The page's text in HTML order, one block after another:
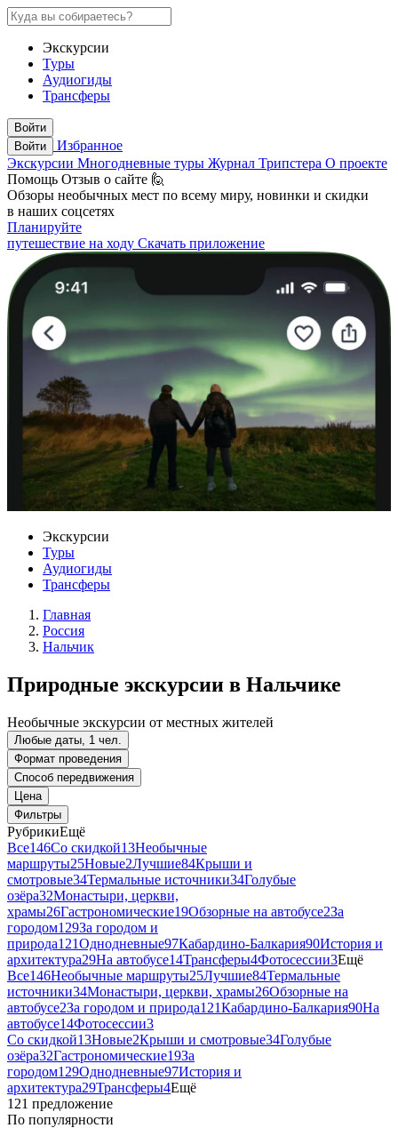
Экскурсии
Туры
Аудиогиды
Трансферы
Войти
Войти
Избранное
Экскурсии Многодневные туры Журнал Трипстера О проекте
Помощь Отзыв о сайте 🙋
Обзоры необычных мест по всему миру, новинки и скидки
в наших соцсетях
Планируйте
путешествие на ходу Скачать приложение
Экскурсии
Туры
Аудиогиды
Трансферы
Главная
Россия
Нальчик
Природные экскурсии в Нальчике
Необычные экскурсии от местных жителей
Любые даты, 1 чел.
Формат проведения
Способ передвижения
Цена
Фильтры
РубрикиЕщё
Все146Со скидкой13Необычные
маршруты25Новые2Лучшие84Крыши и
смотровые34Термальные источники34Голубые
озёра32Монастыри, церкви,
храмы26Гастрономические19Обзорные на автобусе2За
городом129За городом и
природа121Однодневные97Кабардино-Балкария90История и
архитектура29На автобусе14Трансферы4Фотосессии3Ещё
Все146Необычные маршруты25Лучшие84Термальные
источники34Монастыри, церкви, храмы26Обзорные на
автобусе2За городом и природа121Кабардино-Балкария90На
автобусе14Фотосессии3
Со скидкой13Новые2Крыши и смотровые34Голубые
озёра32Гастрономические19За
городом129Однодневные97История и
архитектура29Трансферы4Ещё
121 предложение
По популярности